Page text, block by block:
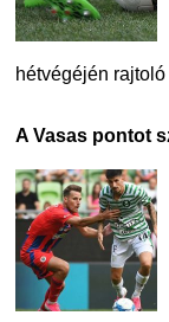
hétvégéjén rajtoló
A Vasas pontot